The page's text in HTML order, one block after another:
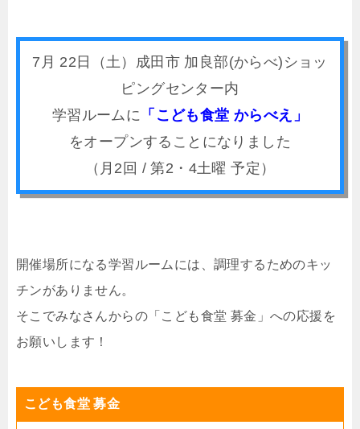
7月 22日（土）成田市 加良部(からべ)ショッ
ピングセンター内
学習ルームに 「こども食堂 からべえ」
をオープンすることになりました
（月2回 / 第2・4土曜 予定）
開催場所になる学習ルームには、調理するためのキッ
チンがありません。
そこでみなさんからの「こども食堂 募金」への応援を
お願いします！
こども食堂 募金